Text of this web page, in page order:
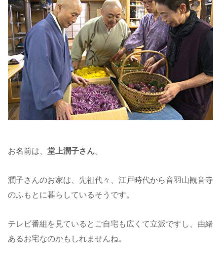
お名前は、 堂上潤子さん。
潤子さんのお家は、先祖代々、江戸時代から音羽山観音寺
のふもとに暮らしているそうです。
テレビ番組を見ているとご自宅も広くて立派ですし、由緒
あるお宅なのかもしれませんね。